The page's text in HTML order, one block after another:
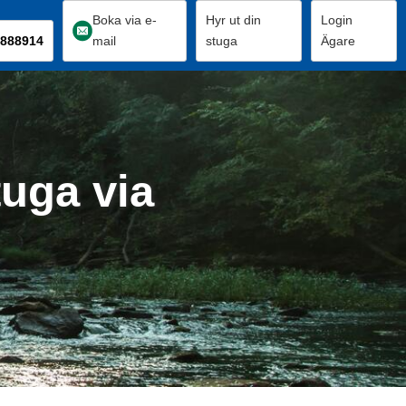
Boka via e-
mail
Hyr ut din
stuga
Login
Ägare
via